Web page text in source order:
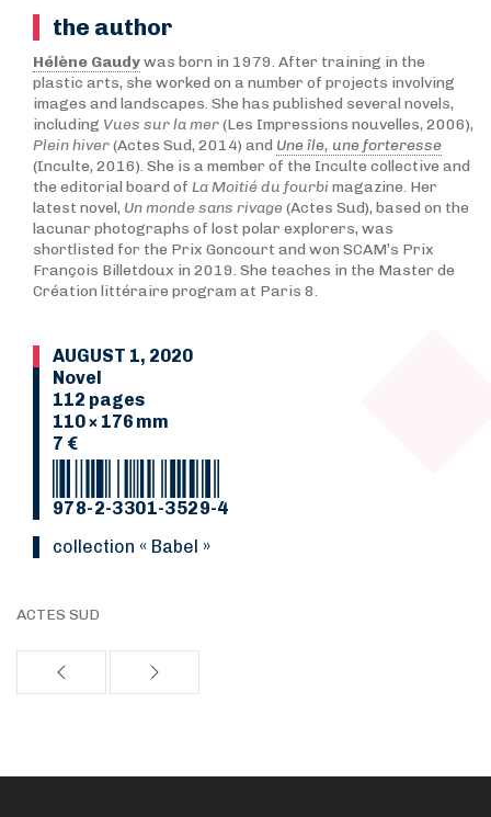
the author
Hélène Gaudywas born in 1979. After training in the
plastic arts, she worked on a number of projects involving
images and landscapes. She has published several novels,
including Vues sur la mer(Les Impressions nouvelles, 2006),
Plein hiver(Actes Sud, 2014) and Une île, une forteresse
(Inculte, 2016). She is a member of the Inculte collective and
the editorial board of La Moitié du fourbimagazine. Her
latest novel, Un monde sans rivage(Actes Sud), based on the
lacunar photographs of lost polar explorers, was
shortlisted for the Prix Goncourt and won SCAM’s Prix
François Billetdoux in 2019. She teaches in the Master de
Création littéraire program at Paris 8.
AUGUST 1, 2020
Novel
112 pages
110 × 176 mm
7 €
978-2-3301-3529-4
collection « Babel »
ACTES SUD